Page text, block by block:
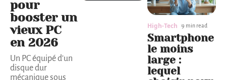
pour
booster un
vieux PC
en 2026
Un PC équipé d'un
disque dur
mécanique sous
High-Tech 9 min read
Smartphone
le moins
large :
lequel